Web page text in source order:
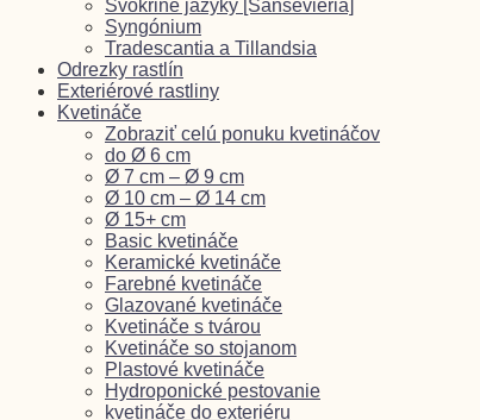
Svokrine jazyky [Sansevieria]
Syngónium
Tradescantia a Tillandsia
Odrezky rastlín
Exteriérové rastliny
Kvetináče
Zobraziť celú ponuku kvetináčov
do Ø 6 cm
Ø 7 cm – Ø 9 cm
Ø 10 cm – Ø 14 cm
Ø 15+ cm
Basic kvetináče
Keramické kvetináče
Farebné kvetináče
Glazované kvetináče
Kvetináče s tvárou
Kvetináče so stojanom
Plastové kvetináče
Hydroponické pestovanie
kvetináče do exteriéru